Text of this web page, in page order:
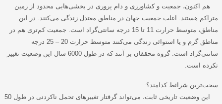
هم اکنون، جمعیت و کشاورزی و دام پروری در بخشی‌هایی محدود از زمین
متراکم هستند: اغلب جمعیت جهان در مناطق معتدل زندگی می‌کنند. در این
مناطق، متوسط حرارت 11 تا 15 درجه سانتی‌گراد است. جمعیت کم‌تری هم در
مناطق گرم و یا استوائی زندگی می‌کنند متوسط حرارت 20 – 25 درجه
سانتی‌گراد است. گروه محققان بر آنند که در طول 6000 سال این وضعیت تغییر
نکرده ‌است
سخت‌ترین شرائط کدامند؟:
این وضعیت تاریخی ثابت، می‌تواند گرفتار تغییرهای تحمل ناکردنی در طول 50